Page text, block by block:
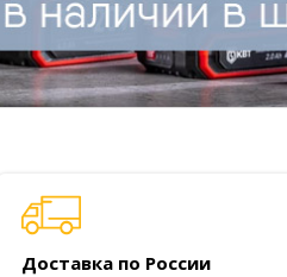
Доставка по России